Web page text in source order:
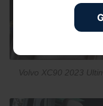
Volvo XC90 2023